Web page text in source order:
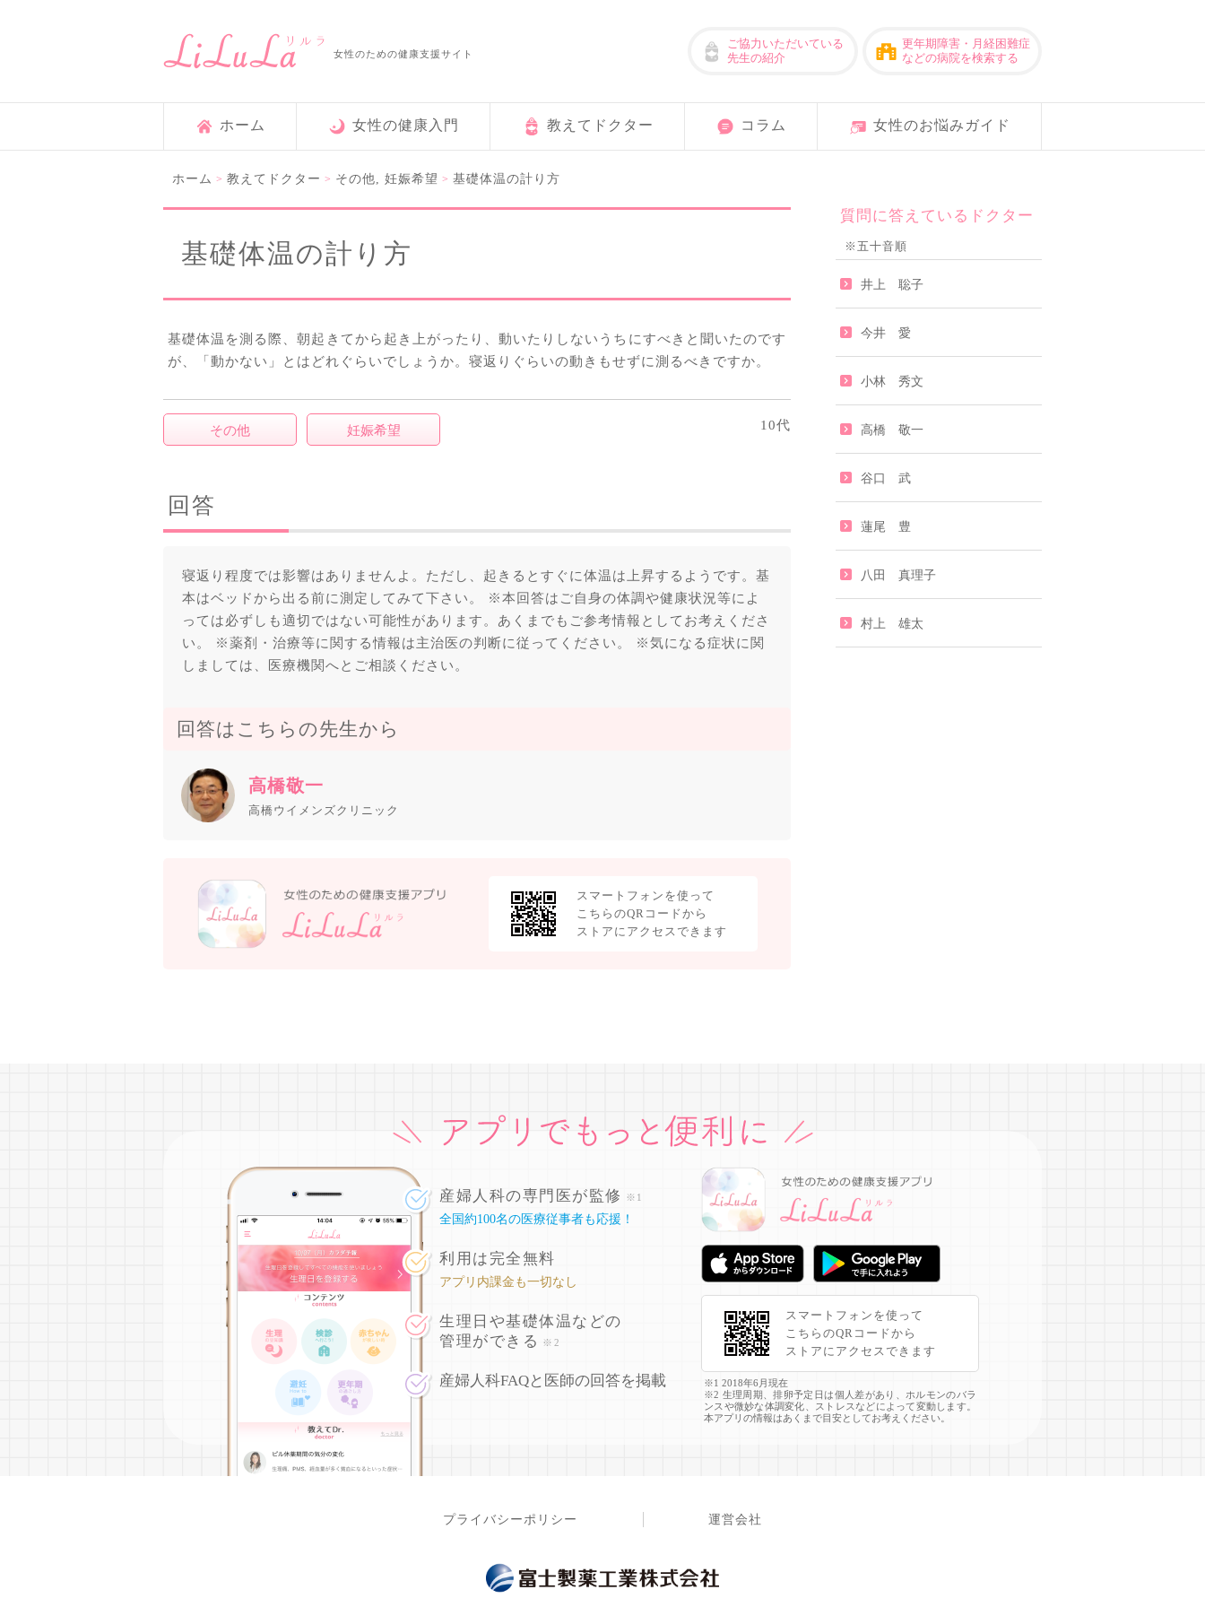
女性のための健康支援サイト
ご協力いただいている
先生の紹介
更年期障害・月経困難症
などの病院を検索する
ホーム 女性の健康入門 教えてドクター コラム 女性のお悩みガイド
ホーム > 教えてドクター > その他, 妊娠希望 > 基礎体温の計り方
基礎体温の計り方
基礎体温を測る際、朝起きてから起き上がったり、動いたりしないうちにすべきと聞いたのです
が、「動かない」とはどれぐらいでしょうか。寝返りぐらいの動きもせずに測るべきですか。
その他 妊娠希望 10代
回答
寝返り程度では影響はありませんよ。ただし、起きるとすぐに体温は上昇するようです。基
本はベッドから出る前に測定してみて下さい。 ※本回答はご自身の体調や健康状況等によ
っては必ずしも適切ではない可能性があります。あくまでもご参考情報としてお考えくださ
い。 ※薬剤・治療等に関する情報は主治医の判断に従ってください。 ※気になる症状に関
しましては、医療機関へとご相談ください。
回答はこちらの先生から
高橋敬一
高橋ウイメンズクリニック
スマートフォンを使って
こちらのQRコードから
ストアにアクセスできます
質問に答えているドクター
※五十音順
井上 聡子
今井 愛
小林 秀文
高橋 敬一
谷口 武
蓮尾 豊
八田 真理子
村上 雄太
産婦人科の専門医が監修 ※1
全国約100名の医療従事者も応援！
利用は完全無料
アプリ内課金も一切なし
生理日や基礎体温などの
管理ができる
※2
産婦人科FAQと医師の回答を掲載
スマートフォンを使って
こちらのQRコードから
ストアにアクセスできます
※1 2018年6月現在
※2 生理周期、排卵予定日は個人差があり、ホルモンのバラ
ンスや微妙な体調変化、ストレスなどによって変動します。
本アプリの情報はあくまで目安としてお考えください。
プライバシーポリシー 運営会社